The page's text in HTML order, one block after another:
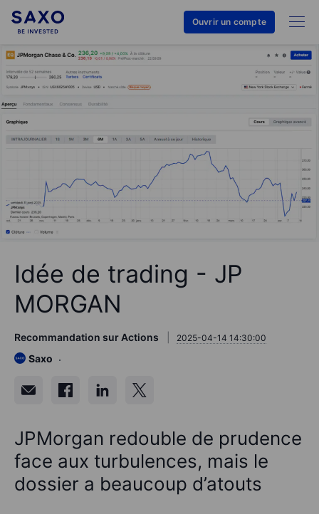
Ouvrir un compte
Idée de trading - JP
MORGAN
Recommandation sur Actions 2025-04-14 14:30:00
Saxo
JPMorgan redouble de prudence
face aux turbulences, mais le
dossier a beaucoup d’atouts